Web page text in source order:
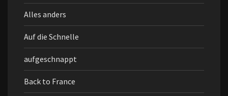
Alles anders
Auf die Schnelle
aufgeschnappt
Back to France